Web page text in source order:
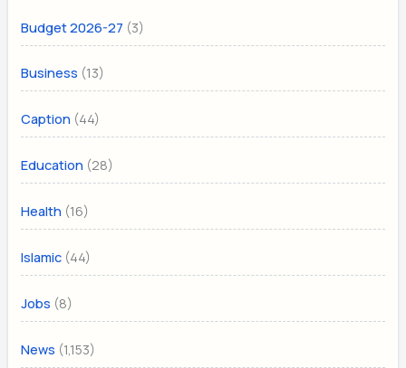
Budget 2026-27 (3)
Business (13)
Caption (44)
Education (28)
Health (16)
Islamic (44)
Jobs (8)
News (1,153)